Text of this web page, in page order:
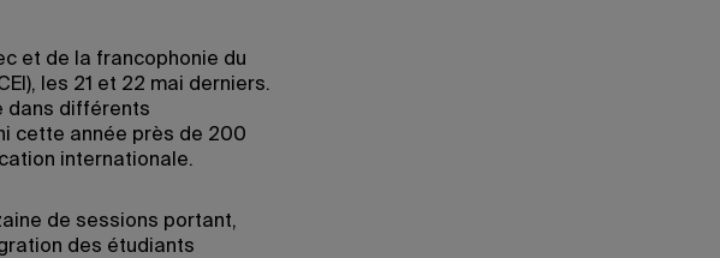
et de la francophonie du
les 21 et 22 mai derniers.
dans différents
cette année près de 200
internationale.
de sessions portant,
des étudiants